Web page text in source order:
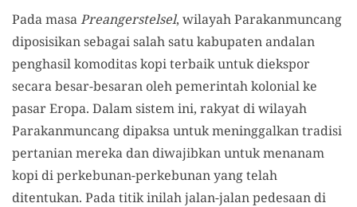
Pada masaPreangerstelsel, wilayah Parakanmuncang
diposisikan sebagai salah satu kabupaten andalan
penghasil komoditas kopi terbaik untuk diekspor
secara besar-besaran oleh pemerintah kolonial ke
pasar Eropa. Dalam sistem ini, rakyat di wilayah
Parakanmuncang dipaksa untuk meninggalkan tradisi
pertanian mereka dan diwajibkan untuk menanam
kopi di perkebunan-perkebunan yang telah
ditentukan. Pada titik inilah jalan-jalan pedesaan di